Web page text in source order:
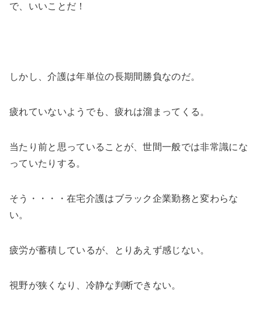
で、いいことだ！
しかし、介護は年単位の長期間勝負なのだ。
疲れていないようでも、疲れは溜まってくる。
当たり前と思っていることが、世間一般では非常識にな
っていたりする。
そう・・・・在宅介護はブラック企業勤務と変わらな
い。
疲労が蓄積しているが、とりあえず感じない。
視野が狭くなり、冷静な判断できない。